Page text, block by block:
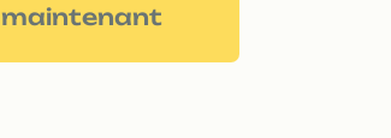
maintenant